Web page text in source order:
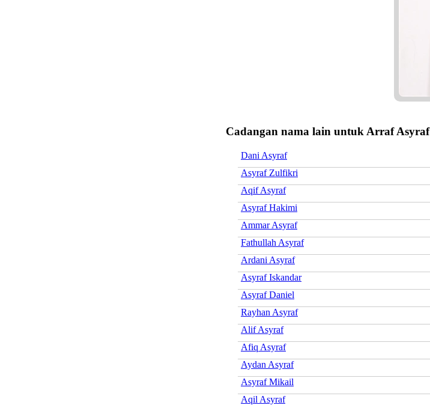
Cadangan nama lain untuk Arraf Asyraf
Dani Asyraf
Asyraf Zulfikri
Aqif Asyraf
Asyraf Hakimi
Ammar Asyraf
Fathullah Asyraf
Ardani Asyraf
Asyraf Iskandar
Asyraf Daniel
Rayhan Asyraf
Alif Asyraf
Afiq Asyraf
Aydan Asyraf
Asyraf Mikail
Aqil Asyraf